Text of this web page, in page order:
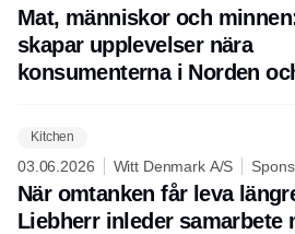
Mat, människor och
skapar upplevelser nära
konsumenterna i Norden
Kitchen
03.06.2026 Witt Denmark A/S
När omtanken får leva
Liebherr inleder samarbete